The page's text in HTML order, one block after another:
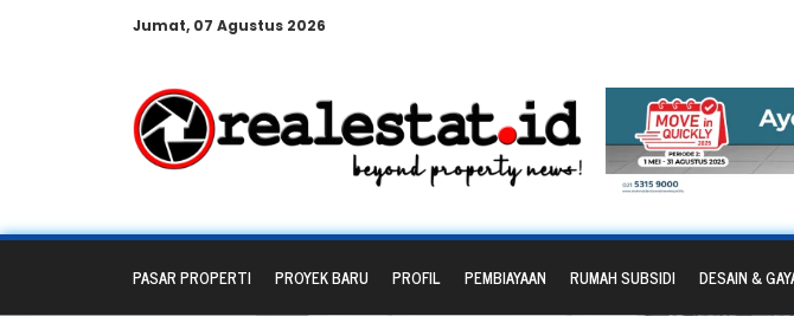
Jumat, 07 Agustus 2026
PASAR PROPERTI PROYEK BARU PROFIL PEMBIAYAAN RUMAH SUBSIDI DESAIN &